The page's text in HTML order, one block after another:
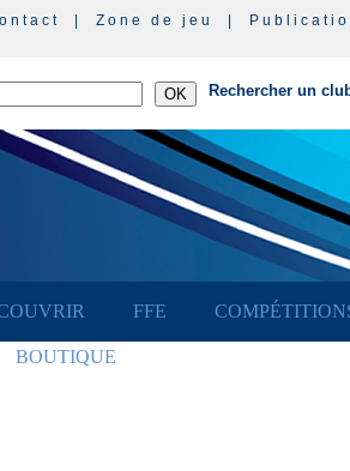
Zone de jeu
Rechercher un
FFE
BOUTIQUE